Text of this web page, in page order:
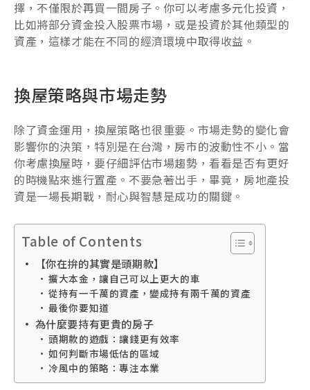
擇，不僅限於再買一間房子。你可以考慮多元化投資，
比如將部分資金投入股票市場，或是投資於其他類型的
資產，這樣才能在不同的經濟環境中取得收益。
換屋策略與市場走勢
除了資金運用，換屋策略也很重要。市場走勢的變化會
影響你的決策，特別是在台灣，房市的波動性不小。當
你考慮換屋時，要仔細評估市場趨勢，看看是否有更好
的時機點來進行置產。不要急著出手，畢竟，房地產投
資是一場長期戰，耐心與智慧是成功的關鍵。
Table of Contents
【你在拚的其實是頭期款】
擴大本金，讓自己可以上更大的車
從持有一千萬的資產，變成持有兩千萬的資產
最後你要知道
為什麼要持有更貴的房子
頭期款的遊戲：讓錢更有效率
如何判斷市場低估的區域
冷風中的策略：專注本業